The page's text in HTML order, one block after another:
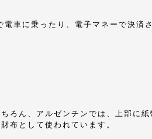
電車に乗ったり、電子マネーで決済
ろん、アルゼンチンでは、上部に
布として使われています。